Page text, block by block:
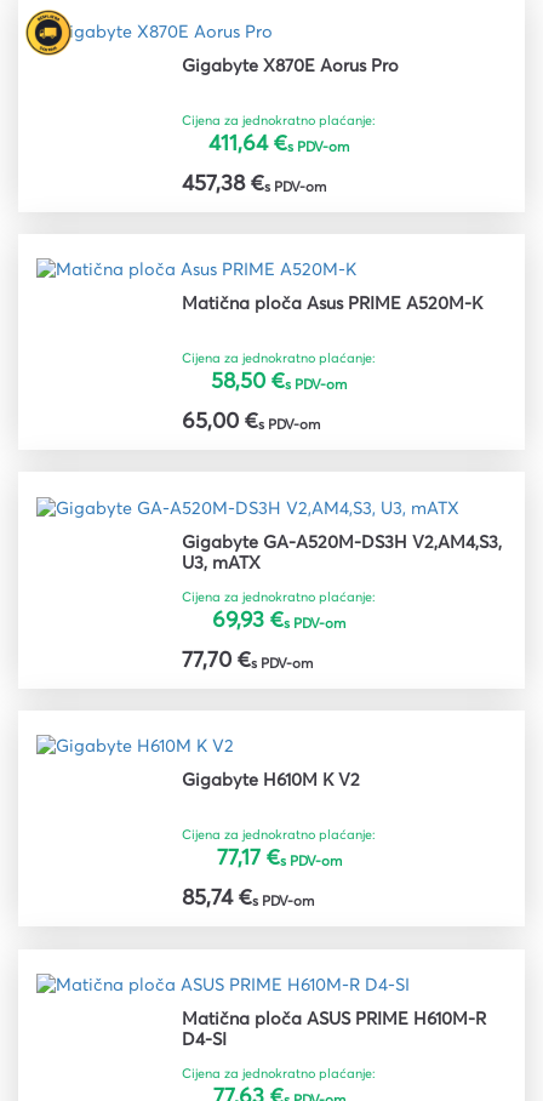
Gigabyte X870E Aorus Pro
Cijena za jednokratno plaćanje:
411,64 €s PDV-om
457,38 €s PDV-om
Matična ploča Asus PRIME A520M-K
Cijena za jednokratno plaćanje:
58,50 €s PDV-om
65,00 €s PDV-om
Gigabyte GA-A520M-DS3H V2,AM4,S3,
U3, mATX
Cijena za jednokratno plaćanje:
69,93 €s PDV-om
77,70 €s PDV-om
Gigabyte H610M K V2
Cijena za jednokratno plaćanje:
77,17 €s PDV-om
85,74 €s PDV-om
Matična ploča ASUS PRIME H610M-R
D4-SI
Cijena za jednokratno plaćanje: